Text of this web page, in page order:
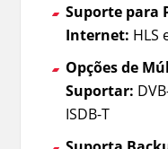
Suporte para
Internet: HLS
Opções de
Suportar:
ISDB-T